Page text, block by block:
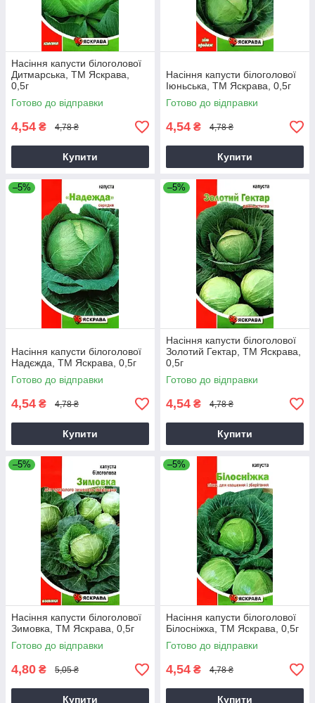
Насіння капусти білоголової
Дитмарська, ТМ Яскрава,
0,5г
Готово до відправки
4,54 ₴ 4,78 ₴
Купити
Насіння капусти білоголової
Іюньська, ТМ Яскрава, 0,5г
Готово до відправки
4,54 ₴ 4,78 ₴
Купити
–5%
Насіння капусти білоголової
Надєжда, ТМ Яскрава, 0,5г
Готово до відправки
4,54 ₴ 4,78 ₴
Купити
–5%
Насіння капусти білоголової
Золотий Гектар, ТМ Яскрава,
0,5г
Готово до відправки
4,54 ₴ 4,78 ₴
Купити
–5%
Насіння капусти білоголової
Зимовка, ТМ Яскрава, 0,5г
Готово до відправки
4,80 ₴ 5,05 ₴
Купити
–5%
Насіння капусти білоголової
Бiлоснiжка, ТМ Яскрава, 0,5г
Готово до відправки
4,54 ₴ 4,78 ₴
Купити